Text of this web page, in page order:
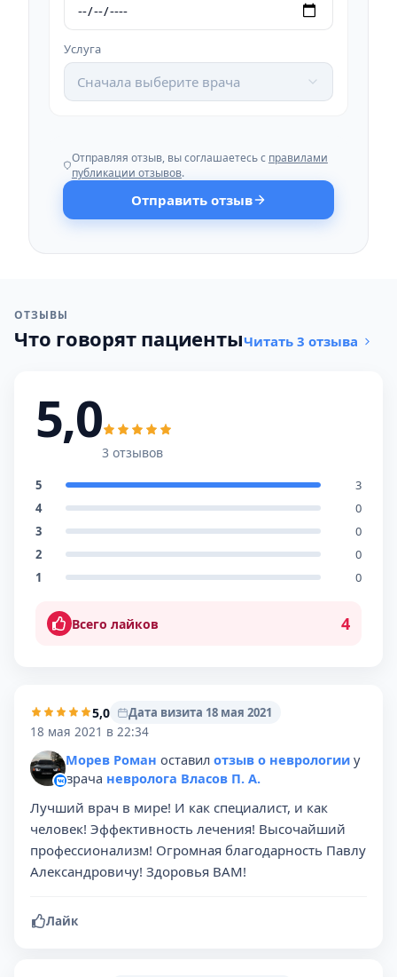
Услуга
Сначала выберите врача
Отправляя отзыв, вы соглашаетесь с правилами
публикации отзывов.
Отправить отзыв
ОТЗЫВЫ
Что говорят пациентыЧитать 3 отзыва
5,0
3 отзывов
5
3
4
0
3
0
2
0
1
0
Всего лайков 4
5,0
Дата визита 18 мая 2021
18 мая 2021 в 22:34
Морев Роман оставил отзыв о неврологии у
врача невролога Власов П. А.
Лучший врач в мире! И как специалист, и как
человек! Эффективность лечения! Высочайший
профессионализм! Огромная благодарность Павлу
Александровичу! Здоровья ВАМ!
Лайк